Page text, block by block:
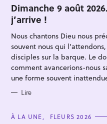
T
E
G
O
R
I
E
S
Dimanche 9 août
j’arrive !
Nous chantons Dieu nous
souvent nous qui
disciples sur la barque. Le
comment avancerions-nous
une forme souvent
Lire
C
À LA UNE FLEURS 2026